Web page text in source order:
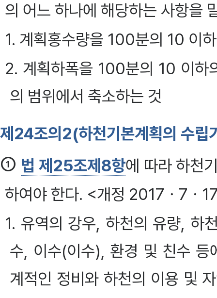
의 어느 하나에 해당하는 사항
1. 계획홍수량을 100분의 10 이
2. 계획하폭을 100분의 10 이하
의 범위에서 축소하는 것
제24조의2(하천기본계획의 수립
① 법 제25조제8항에 따라 하천
하여야 한다. <개정 2017ㆍ7ㆍ
1. 유역의 강우, 하천의 유량, 하
수, 이수(이수), 환경 및 친수 등
계적인 정비와 하천의 이용 및